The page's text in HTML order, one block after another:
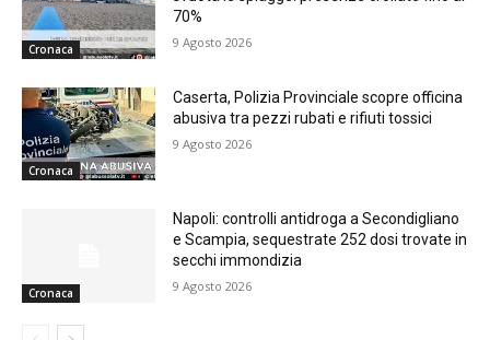
Cronaca
70%
9 Agosto 2026
Cronaca
Caserta, Polizia Provinciale scopre officina
abusiva tra pezzi rubati e rifiuti tossici
9 Agosto 2026
Cronaca
Napoli: controlli antidroga a Secondigliano
e Scampia, sequestrate 252 dosi trovate in
secchi immondizia
9 Agosto 2026